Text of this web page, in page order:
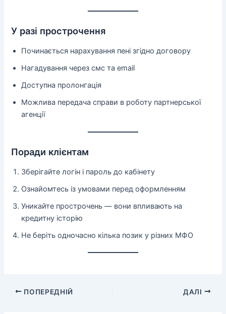
У разі прострочення
Починається нарахування пені згідно договору
Нагадування через смс та email
Доступна пролонгація
Можлива передача справи в роботу партнерської
агенції
Поради клієнтам
Зберігайте логін і пароль до кабінету
Ознайомтесь із умовами перед оформленням
Уникайте прострочень — вони впливають на
кредитну історію
Не беріть одночасно кілька позик у різних МФО
ПОПЕРЕДНІЙ ДАЛІ